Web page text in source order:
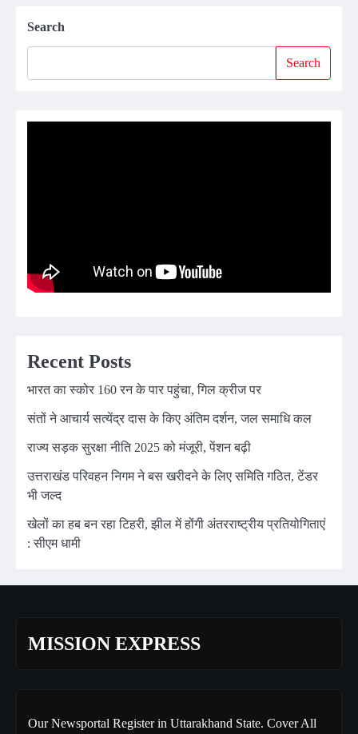
Search
Search
Recent Posts
भारत का स्कोर 160 रन के पार पहुंचा, गिल क्रीज पर
संतों ने आचार्य सत्येंद्र दास के किए अंतिम दर्शन, जल समाधि कल
राज्य सड़क सुरक्षा नीति 2025 को मंजूरी, पेंशन बढ़ी
उत्तराखंड परिवहन निगम ने बस खरीदने के लिए समिति गठित, टेंडर
भी जल्द
खेलों का हब बन रहा टिहरी, झील में होंगी अंतरराष्ट्रीय प्रतियोगिताएं
: सीएम धामी
MISSION EXPRESS
Our Newsportal Register in Uttarakhand State. Cover All